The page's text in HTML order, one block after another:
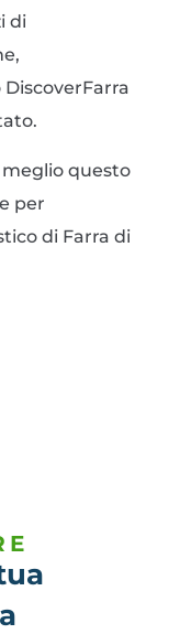
di
meglio questo
per
di Farra di